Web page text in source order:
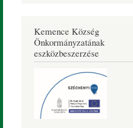
Kemence Község
Önkormányzatának
eszközbeszerzése